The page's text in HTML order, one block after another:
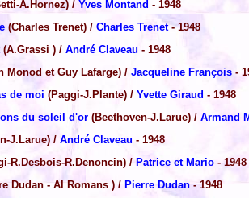
A.Hornez) / Yves Montand - 1948
(Charles Trenet) / Charles Trenet- 1948
(A.Grassi ) / André Claveau - 1948
Monod et Guy Lafarge) / Jacqueline François -
de moi (Paggi-J.Plante) / Yvette Giraud - 1948
du soleil d'or (Beethoven-J.Larue) / Armand
J.Larue) / André Claveau - 1948
R.Desbois-R.Denoncin) / Patrice et Mario - 1948
Dudan - Al Romans ) / Pierre Dudan - 1948